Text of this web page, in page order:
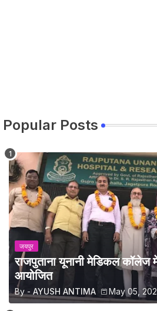
Popular Posts
जयपुर
राजपुताना यूनानी मेडिकल कॉलेज
आयोजित
By - AYUSH ANTIMA May 05,